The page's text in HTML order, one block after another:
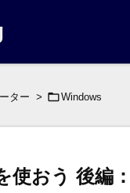
ター > Windows
使おう 後編